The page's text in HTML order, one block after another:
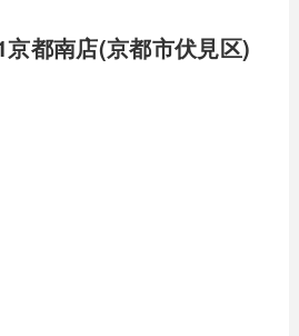
都南店(京都市伏見区)